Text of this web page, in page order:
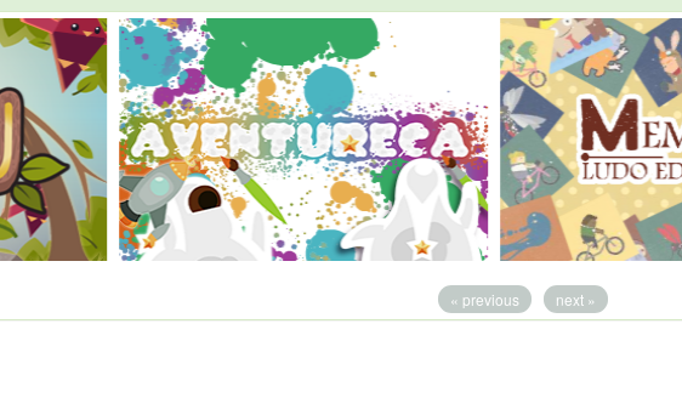
« previous next »